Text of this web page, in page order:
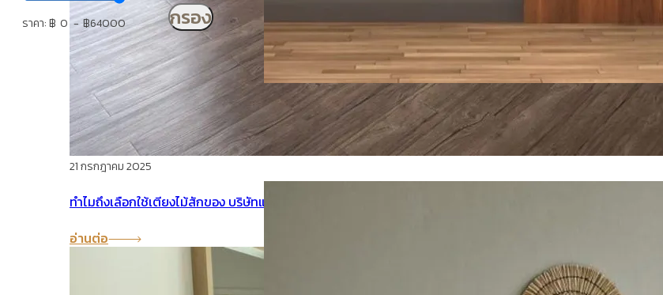
21 กรกฎาคม 2025
ทำไมถึงเลือกใช้เตียงไม้สักของ บริษัทแพร่ไม้ไทยจำกัด
อ่านต่อ
0 64000 กรอง
A-AMD021
ประตูไม้สัก โมเดิร์น ประตู